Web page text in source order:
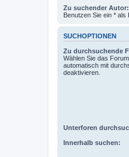
Zu suchender Autor:
Benutzen Sie ein * als
SUCHOPTIONEN
Zu durchsuchende
Wählen Sie das
automatisch mit
deaktivieren.
Unterforen
Innerhalb suchen: